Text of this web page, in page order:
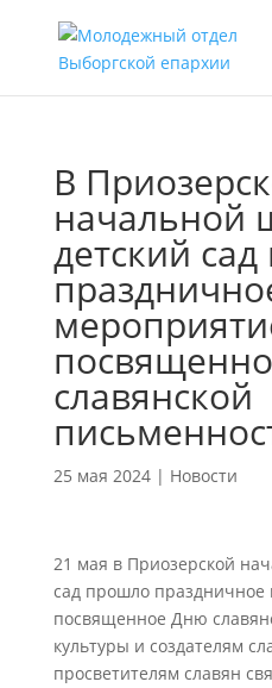
В
начальной
детский
славянской
25 мая 2024| Новости
21 мая в Приозерской
сад прошло праздничное
посвященное Дню
культуры и создателям
просветителям славян